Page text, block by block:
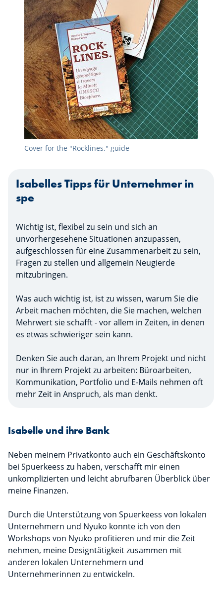
Cover for the "Rocklines." guide
Isabelles Tipps für Unternehmer in
spe
Wichtig ist, flexibel zu sein und sich an
unvorhergesehene Situationen anzupassen,
aufgeschlossen für eine Zusammenarbeit zu sein,
Fragen zu stellen und allgemein Neugierde
mitzubringen.
Was auch wichtig ist, ist zu wissen, warum Sie die
Arbeit machen möchten, die Sie machen, welchen
Mehrwert sie schafft - vor allem in Zeiten, in denen
es etwas schwieriger sein kann.
Denken Sie auch daran, an Ihrem Projekt und nicht
nur in Ihrem Projekt zu arbeiten: Büroarbeiten,
Kommunikation, Portfolio und E-Mails nehmen oft
mehr Zeit in Anspruch, als man denkt.
Isabelle und ihre Bank
Neben meinem Privatkonto auch ein Geschäftskonto
bei Spuerkeess zu haben, verschafft mir einen
unkomplizierten und leicht abrufbaren Überblick über
meine Finanzen.
Durch die Unterstützung von Spuerkeess von lokalen
Unternehmern und Nyuko konnte ich von den
Workshops von Nyuko profitieren und mir die Zeit
nehmen, meine Designtätigkeit zusammen mit
anderen lokalen Unternehmern und
Unternehmerinnen zu entwickeln.